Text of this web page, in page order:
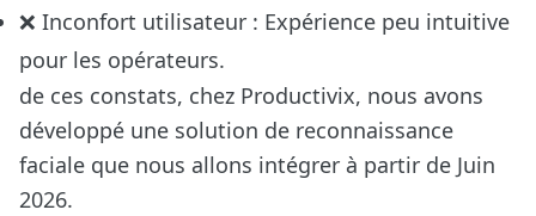
❌ Inconfort utilisateur : Expérience peu intuitive
pour les opérateurs.
de ces constats, chez Productivix, nous avons
développé une solution de reconnaissance
faciale que nous allons intégrer à partir de Juin
2026.